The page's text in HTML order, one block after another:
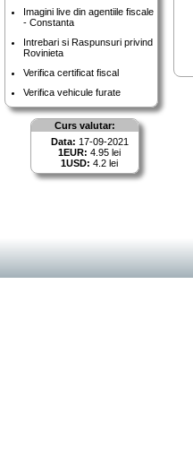
Imagini live din agentiile fiscale
- Constanta
Intrebari si Raspunsuri privind
Rovinieta
Verifica certificat fiscal
Verifica vehicule furate
Curs valutar:
Data: 17-09-2021
1EUR: 4.95 lei
1USD: 4.2 lei